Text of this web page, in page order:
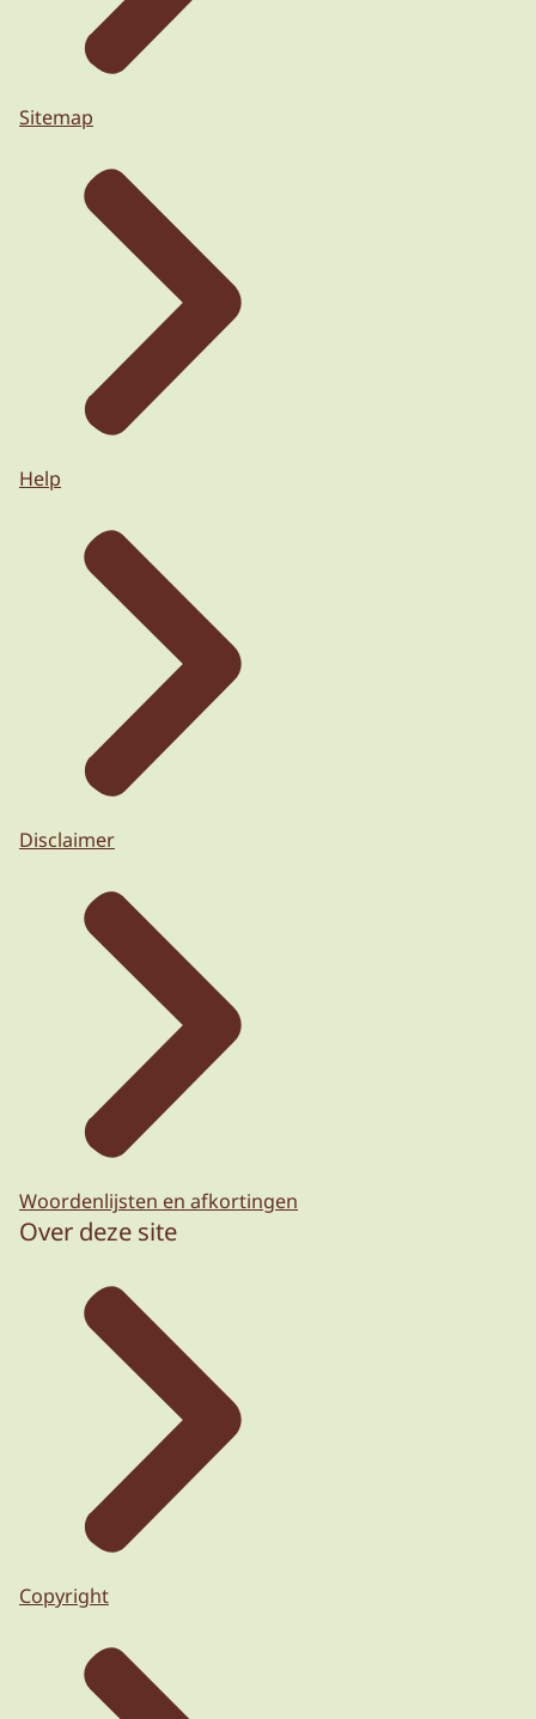
Sitemap
Help
Disclaimer
Woordenlijsten en afkortingen
Over deze site
Copyright